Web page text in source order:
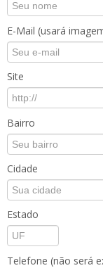
E-Mail (usará
Site
Bairro
Cidade
Estado
Telefone (não será